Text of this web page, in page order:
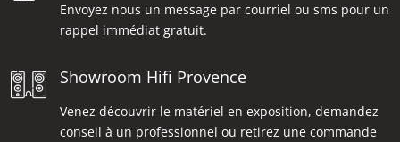
Envoyez nous un message par courriel ou sms pour un
rappel immédiat gratuit.
Showroom Hifi Provence
Venez découvrir le matériel en exposition, demandez
conseil à un professionnel ou retirez une commande